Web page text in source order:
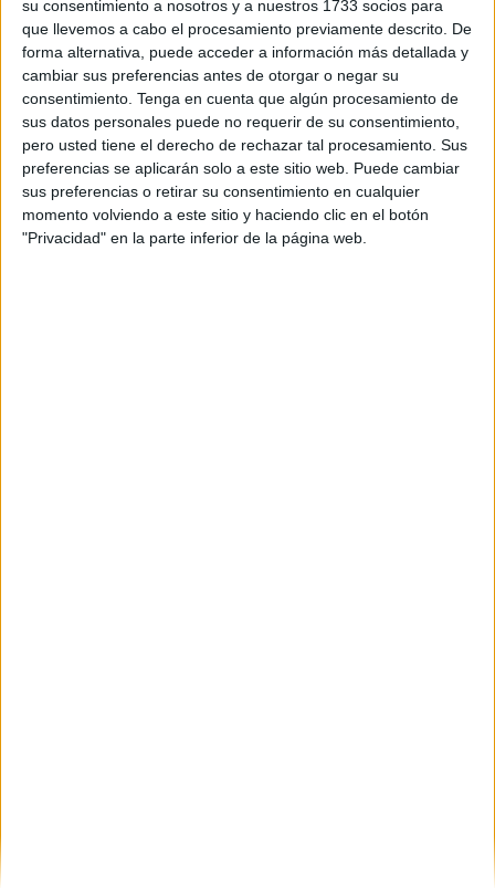
su consentimiento a nosotros y a nuestros 1733 socios para
que llevemos a cabo el procesamiento previamente descrito. De
forma alternativa, puede acceder a información más detallada y
cambiar sus preferencias antes de otorgar o negar su
consentimiento. Tenga en cuenta que algún procesamiento de
sus datos personales puede no requerir de su consentimiento,
pero usted tiene el derecho de rechazar tal procesamiento. Sus
preferencias se aplicarán solo a este sitio web. Puede cambiar
sus preferencias o retirar su consentimiento en cualquier
momento volviendo a este sitio y haciendo clic en el botón
"Privacidad" en la parte inferior de la página web.
misma, según fuentes de este servicio de emergencias.
El tiempo también acompañó ayer a los deportistas que
acudieron a la ciudad para participar en el Triatlón que
tuvo lugar por los alrededores de la ciudad y que comenzó
en la playa frente al Paseo Marítimo.
RelatedPosts